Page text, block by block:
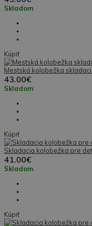
Skladom
Kúpiť
Mestská kolobežka
43.00€
Skladom
Kúpiť
Skladacia kolobežka pre
41.00€
Skladom
Kúpiť